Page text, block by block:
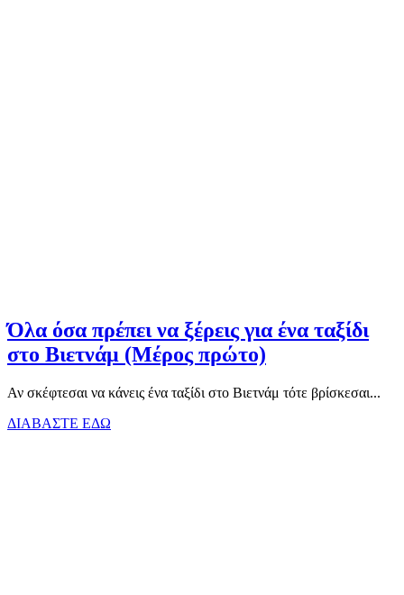
Όλα όσα πρέπει να ξέρεις για ένα ταξίδι
στο Βιετνάμ (Μέρος πρώτο)
Αν σκέφτεσαι να κάνεις ένα ταξίδι στο Βιετνάμ τότε βρίσκεσαι...
ΔΙΑΒΑΣΤΕ ΕΔΩ